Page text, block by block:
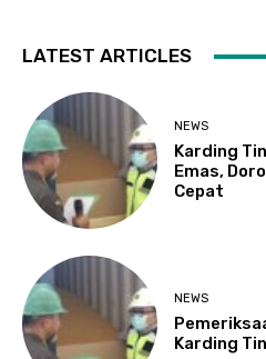
LATEST ARTICLES
NEWS
Karding
Emas,
Cepat
NEWS
Karding